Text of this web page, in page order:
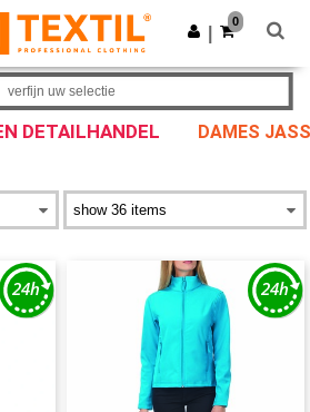
de app!
Download app
0
DETAILHANDEL DAMES
verfijn uw selectie